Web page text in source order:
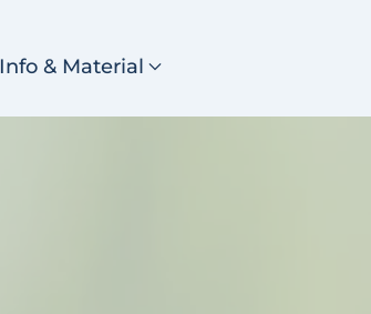
Info & Material